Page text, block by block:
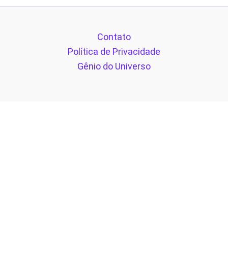
Contato
Política de Privacidade
Gênio do Universo